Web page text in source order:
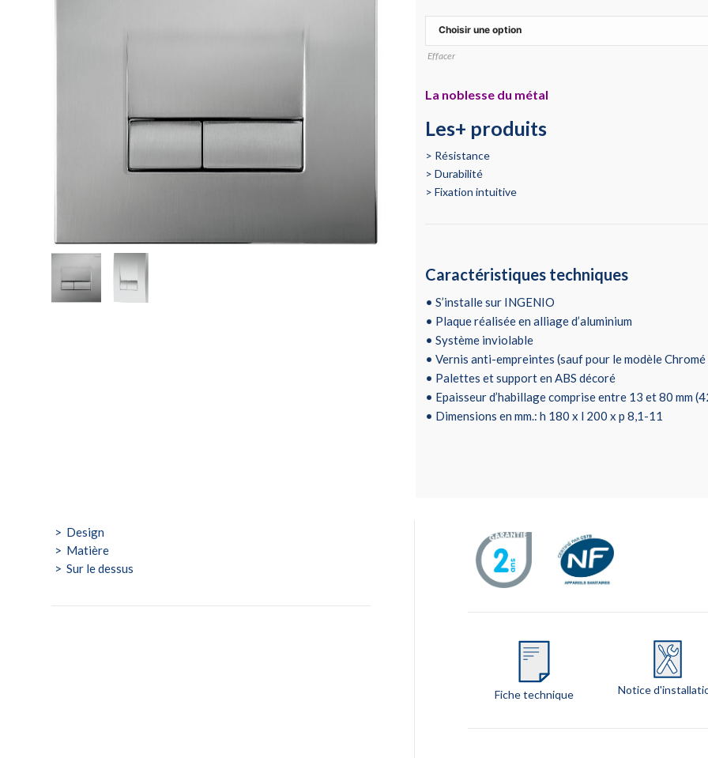
Effacer
La noblesse du métal
Les+ produits
Résistance
Durabilité
Fixation intuitive
Caractéristiques techniques
• S’installe sur INGENIO
• Plaque réalisée en alliage d’aluminium
• Système inviolable
• Vernis anti-empreintes (sauf pour le modèle
• Palettes et support en ABS décoré
• Epaisseur d’habillage comprise entre 13 et 80 mm
• Dimensions en mm.: h 180 x l 200 x p 8,1-11
Design
Matière
Sur le dessus
Fiche technique Notice